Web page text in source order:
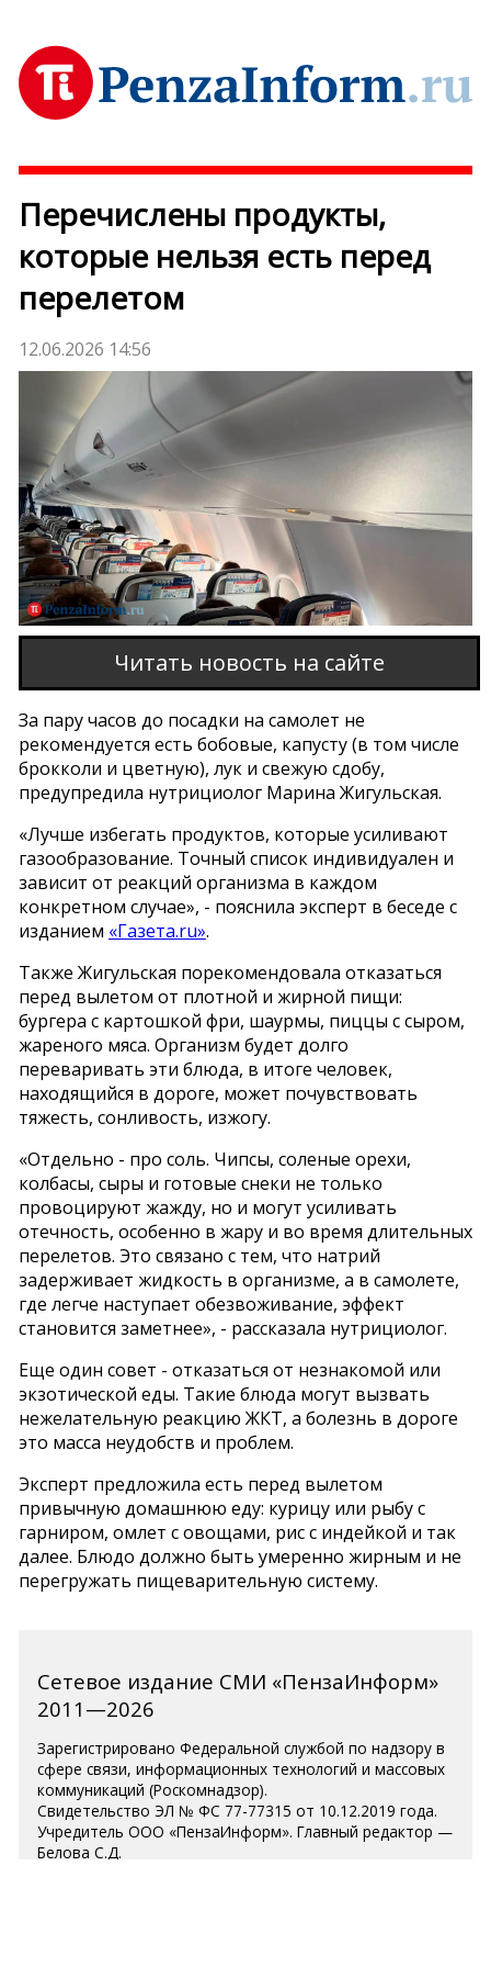
Перечислены продукты,
которые нельзя есть перед
перелетом
12.06.2026 14:56
Читать новость на сайте
За пару часов до посадки на самолет не
рекомендуется есть бобовые, капусту (в том числе
брокколи и цветную), лук и свежую сдобу,
предупредила нутрициолог Марина Жигульская.
«Лучше избегать продуктов, которые усиливают
газообразование. Точный список индивидуален и
зависит от реакций организма в каждом
конкретном случае», - пояснила эксперт в беседе с
изданием «Газета.ru».
Также Жигульская порекомендовала отказаться
перед вылетом от плотной и жирной пищи:
бургера с картошкой фри, шаурмы, пиццы с сыром,
жареного мяса. Организм будет долго
переваривать эти блюда, в итоге человек,
находящийся в дороге, может почувствовать
тяжесть, сонливость, изжогу.
«Отдельно - про соль. Чипсы, соленые орехи,
колбасы, сыры и готовые снеки не только
провоцируют жажду, но и могут усиливать
отечность, особенно в жару и во время длительных
перелетов. Это связано с тем, что натрий
задерживает жидкость в организме, а в самолете,
где легче наступает обезвоживание, эффект
становится заметнее», - рассказала нутрициолог.
Еще один совет - отказаться от незнакомой или
экзотической еды. Такие блюда могут вызвать
нежелательную реакцию ЖКТ, а болезнь в дороге
это масса неудобств и проблем.
Эксперт предложила есть перед вылетом
привычную домашнюю еду: курицу или рыбу с
гарниром, омлет с овощами, рис с индейкой и так
далее. Блюдо должно быть умеренно жирным и не
перегружать пищеварительную систему.
Сетевое издание СМИ «ПензаИнформ»
2011—2026
Зарегистрировано Федеральной службой по надзору в
сфере связи, информационных технологий и массовых
коммуникаций (Роскомнадзор).
Свидетельство ЭЛ № ФС 77-77315 от 10.12.2019 года.
Учредитель ООО «ПензаИнформ». Главный редактор —
Белова С.Д.